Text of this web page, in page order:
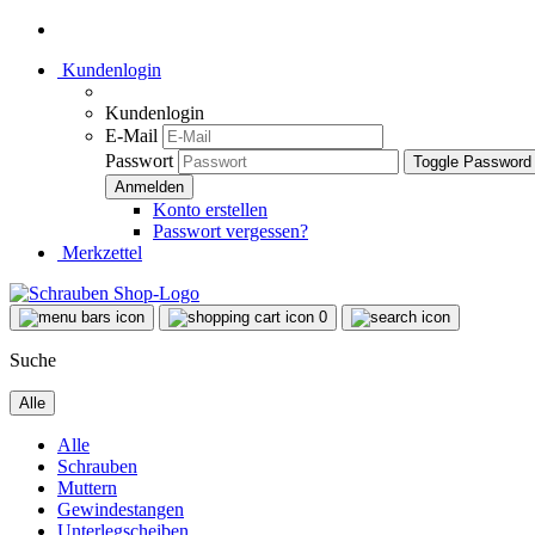
Kundenlogin
Kundenlogin
E-Mail
Passwort
Toggle
Konto erstellen
Passwort vergessen?
Merkzettel
0
Suche
Alle
Alle
Schrauben
Muttern
Gewindestangen
Unterlegscheiben